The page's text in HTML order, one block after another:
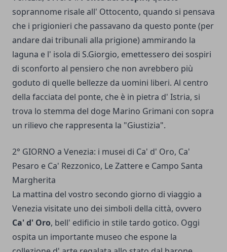
soprannome risale all' Ottocento, quando si pensava
che i prigionieri che passavano da questo ponte (per
andare dai tribunali alla prigione) ammirando la
laguna e l' isola di S.Giorgio, emettessero dei sospiri
di sconforto al pensiero che non avrebbero più
goduto di quelle bellezze da uomini liberi. Al centro
della facciata del ponte, che è in pietra d' Istria, si
trova lo stemma del doge Marino Grimani con sopra
un rilievo che rappresenta la "Giustizia".
2° GIORNO a Venezia: i musei di Ca' d' Oro, Ca'
Pesaro e Ca' Rezzonico, Le Zattere e Campo Santa
Margherita
La mattina del vostro secondo giorno di viaggio a
Venezia visitate uno dei simboli della città, ovvero
Ca' d' Oro, bell' edificio in stile tardo gotico. Oggi
ospita un importante museo che espone la